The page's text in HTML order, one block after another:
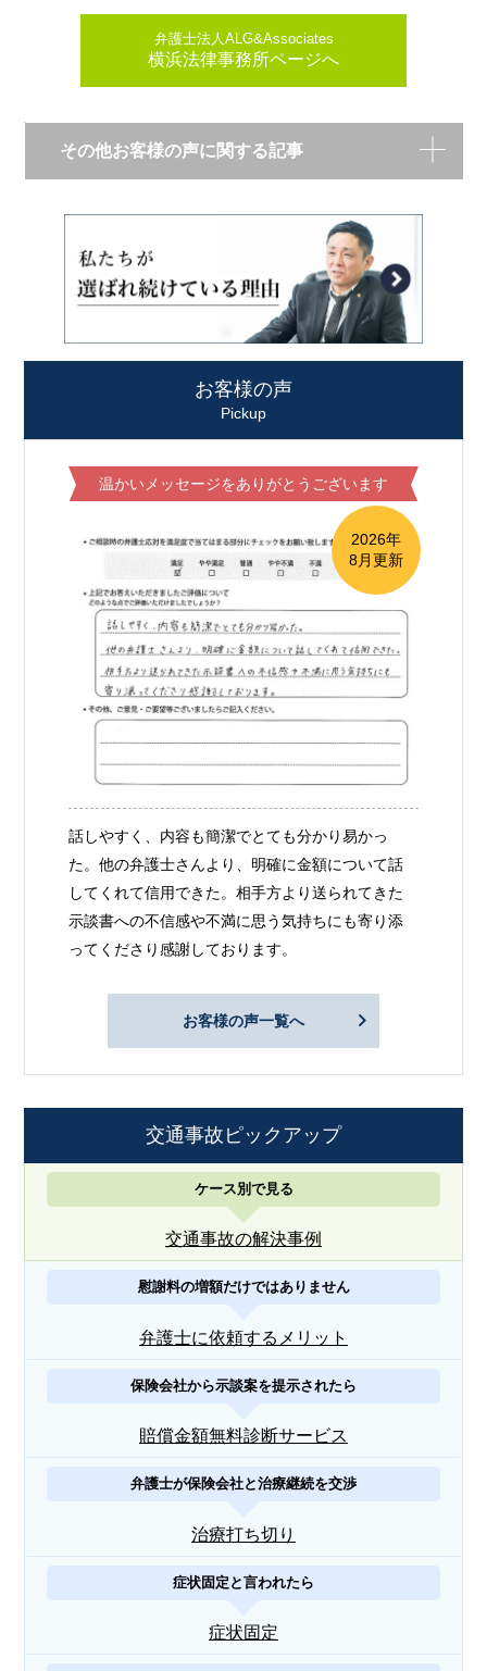
弁護士法人ALG&Associates
横浜法律事務所ページへ
その他お客様の声に関する記事
お客様の声
Pickup
温かいメッセージをありがとうございます
2026年
8月更新
話しやすく、内容も簡潔でとても分かり易かっ
た。他の弁護士さんより、明確に金額について話
してくれて信用できた。相手方より送られてきた
示談書への不信感や不満に思う気持ちにも寄り添
ってくださり感謝しております。
お客様の声一覧へ
交通事故ピックアップ
ケース別で見る
交通事故の解決事例
慰謝料の増額だけではありません
弁護士に依頼するメリット
保険会社から示談案を提示されたら
賠償金額無料診断サービス
弁護士が保険会社と治療継続を交渉
治療打ち切り
症状固定と言われたら
症状固定